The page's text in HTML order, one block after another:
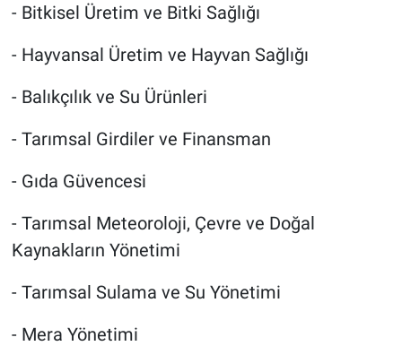
- Bitkisel Üretim ve Bitki Sağlığı
- Hayvansal Üretim ve Hayvan Sağlığı
- Balıkçılık ve Su Ürünleri
- Tarımsal Girdiler ve Finansman
- Gıda Güvencesi
- Tarımsal Meteoroloji, Çevre ve Doğal
Kaynakların Yönetimi
- Tarımsal Sulama ve Su Yönetimi
- Mera Yönetimi